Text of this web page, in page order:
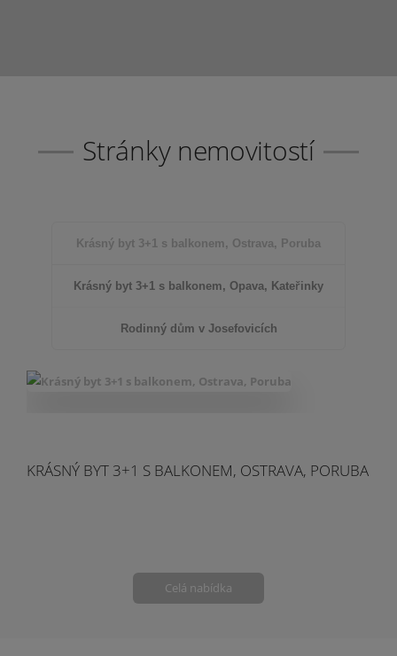
Stránky nemovitostí
Krásný byt 3+1 s balkonem, Ostrava, Poruba
Krásný byt 3+1 s balkonem, Opava, Kateřinky
Rodinný dům v Josefovicích
KRÁSNÝ BYT 3+1 S BALKONEM, OSTRAVA, PORUBA
Celá nabídka